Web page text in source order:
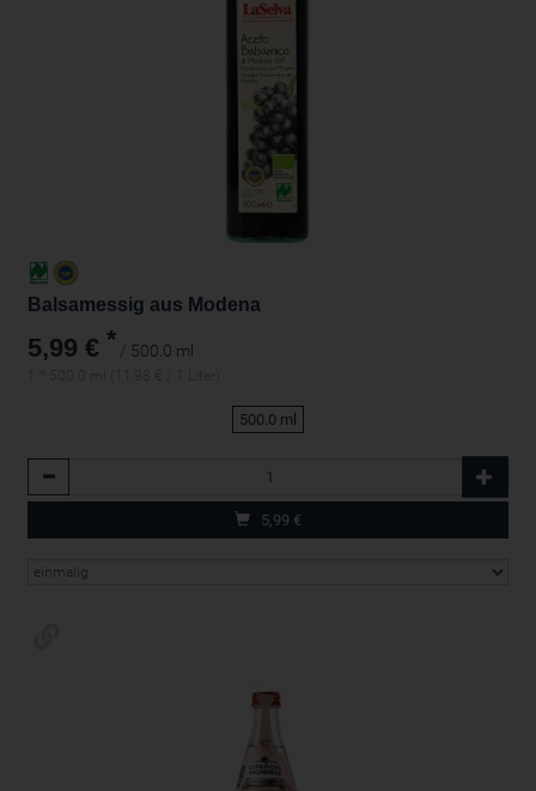
Balsamessig aus Modena
5,99 € * / 500.0 ml
500.0 ml
Anzahl
5,99 €